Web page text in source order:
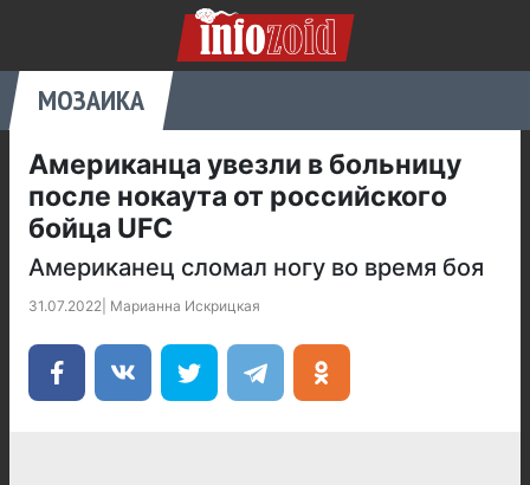
МОЗАИКА
Американца увезли в больницу
после нокаута от российского
бойца UFC
Американец сломал ногу во время боя
31.07.2022 Марианна Искрицкая